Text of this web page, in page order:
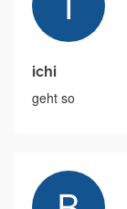
ichi
geht so